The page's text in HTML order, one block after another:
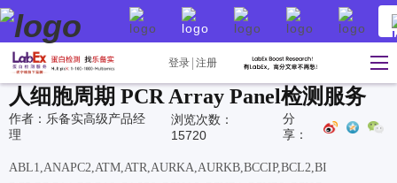
登录 注册
人细胞周期 PCR Array Panel检测服务
作者：乐备实高级产品经
理
浏览次数：
15720
分
享：
ABL1,ANAPC2,ATM,ATR,AURKA,AURKB,BCCIP,BCL2,BI